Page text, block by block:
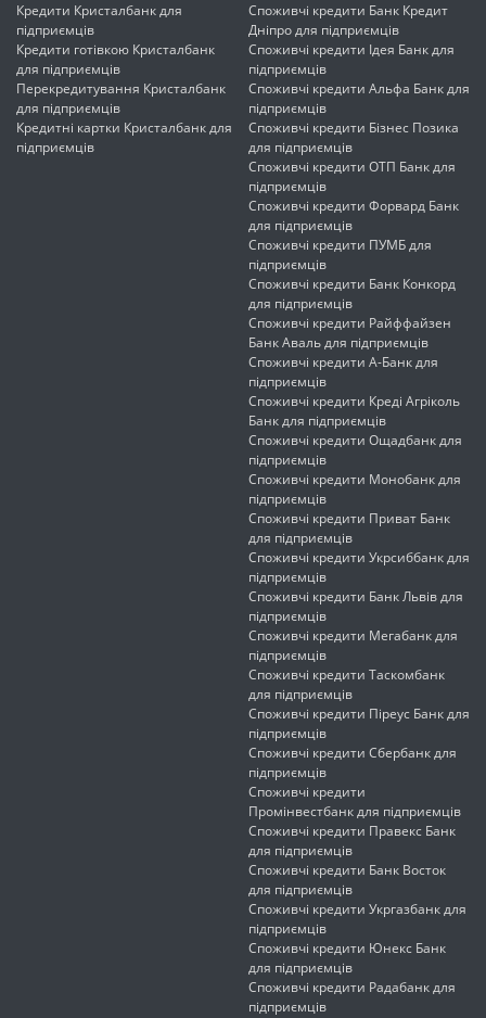
Кредити Кристалбанк для
підприємців
Кредити готівкою Кристалбанк
для підприємців
Перекредитування Кристалбанк
для підприємців
Кредитні картки Кристалбанк для
підприємців
Споживчі кредити Банк Кредит
Дніпро для підприємців
Споживчі кредити Ідея Банк для
підприємців
Споживчі кредити Альфа Банк для
підприємців
Споживчі кредити Бізнес Позика
для підприємців
Споживчі кредити ОТП Банк для
підприємців
Споживчі кредити Форвард Банк
для підприємців
Споживчі кредити ПУМБ для
підприємців
Споживчі кредити Банк Конкорд
для підприємців
Споживчі кредити Райффайзен
Банк Аваль для підприємців
Споживчі кредити А-Банк для
підприємців
Споживчі кредити Креді Агріколь
Банк для підприємців
Споживчі кредити Ощадбанк для
підприємців
Споживчі кредити Монобанк для
підприємців
Споживчі кредити Приват Банк
для підприємців
Споживчі кредити Укрсиббанк для
підприємців
Споживчі кредити Банк Львів для
підприємців
Споживчі кредити Мегабанк для
підприємців
Споживчі кредити Таскомбанк
для підприємців
Споживчі кредити Піреус Банк для
підприємців
Споживчі кредити Сбербанк для
підприємців
Споживчі кредити
Промінвестбанк для підприємців
Споживчі кредити Правекс Банк
для підприємців
Споживчі кредити Банк Восток
для підприємців
Споживчі кредити Укргазбанк для
підприємців
Споживчі кредити Юнекс Банк
для підприємців
Споживчі кредити Радабанк для
підприємців